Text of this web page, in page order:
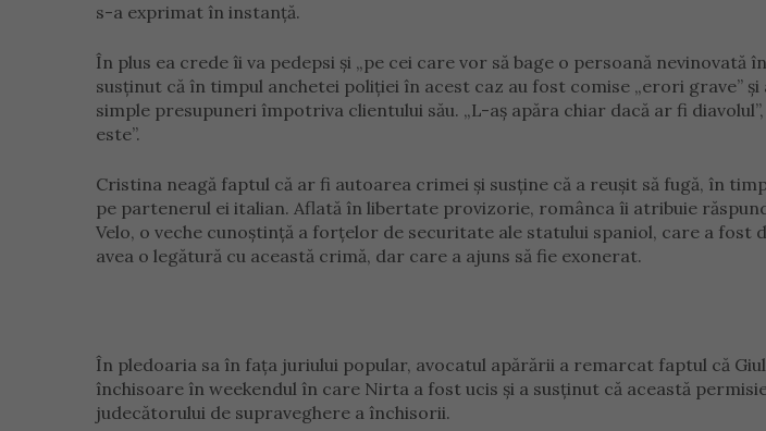
s-a exprimat în instanță.
În plus ea crede îi va pedepsi și „pe cei care vor să bage o persoană nevinovată
susținut că în timpul anchetei poliției în acest caz au fost comise „erori grave”
simple presupuneri împotriva clientului său. „L-aș apăra chiar dacă ar fi
este”.
Cristina neagă faptul că ar fi autoarea crimei și susține că a reușit să fugă, în
pe partenerul ei italian. Aflată în libertate provizorie, românca îi atribuie
Velo, o veche cunoștință a forțelor de securitate ale statului spaniol, care a fost
avea o legătură cu această crimă, dar care a ajuns să fie exonerat.
În pledoaria sa în fața juriului popular, avocatul apărării a remarcat faptul că
închisoare în weekendul în care Nirta a fost ucis și a susținut că această
judecătorului de supraveghere a închisorii.